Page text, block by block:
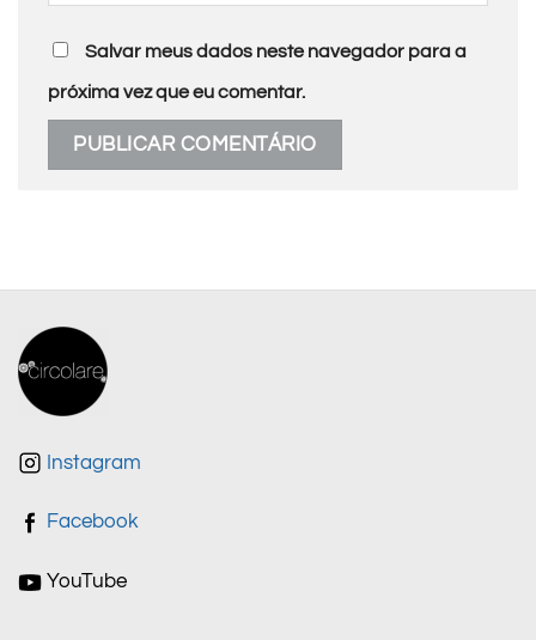
Salvar meus dados neste navegador para a
próxima vez que eu comentar.
Instagram
Facebook
YouTube